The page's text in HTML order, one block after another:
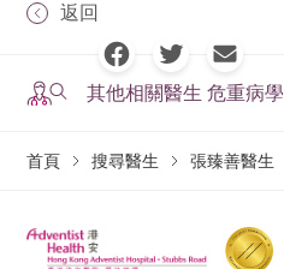
返回
其他相關醫生 危重病學
首頁 搜尋醫生 張臻善醫生